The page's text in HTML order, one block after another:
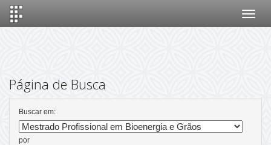
Página de Busca
Buscar em:
por